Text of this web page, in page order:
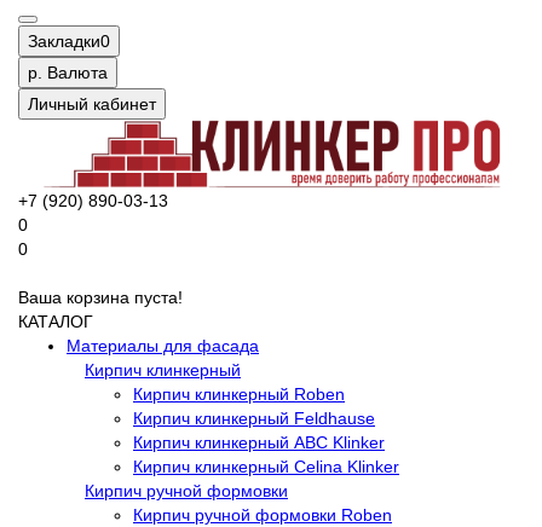
Закладки0
р. Валюта
Личный кабинет
+7 (920) 890-03-13
0
0
Ваша корзина пуста!
КАТАЛОГ
Материалы для фасада
Кирпич клинкерный
Кирпич клинкерный Roben
Кирпич клинкерный Feldhause
Кирпич клинкерный ABC Klinker
Кирпич клинкерный Celina Klinker
Кирпич ручной формовки
Кирпич ручной формовки Roben